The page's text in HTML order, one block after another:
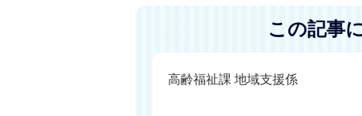
この記事
高齢福祉課 地域支援係